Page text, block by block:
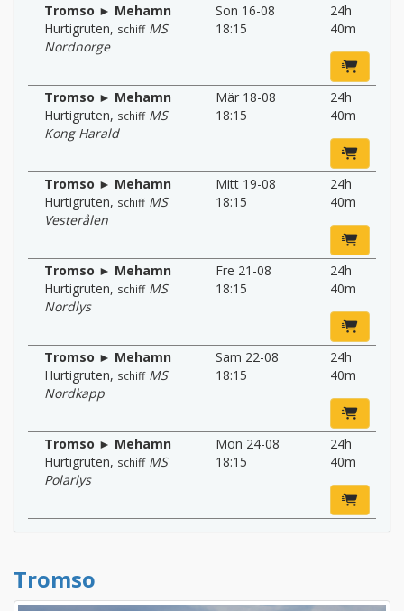
Tromso ► Mehamn
Hurtigruten, schiff MS
Nordnorge
Son 16-08
18:15
24h
40m
Tromso ► Mehamn
Hurtigruten, schiff MS
Kong Harald
Mär 18-08
18:15
24h
40m
Tromso ► Mehamn
Hurtigruten, schiff MS
Vesterålen
Mitt 19-08
18:15
24h
40m
Tromso ► Mehamn
Hurtigruten, schiff MS
Nordlys
Fre 21-08
18:15
24h
40m
Tromso ► Mehamn
Hurtigruten, schiff MS
Nordkapp
Sam 22-08
18:15
24h
40m
Tromso ► Mehamn
Hurtigruten, schiff MS
Polarlys
Mon 24-08
18:15
24h
40m
Tromso